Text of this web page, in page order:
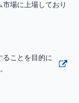
場に上場しており
ることを目的に